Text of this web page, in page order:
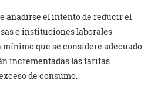
añadirse el intento de reducir el
e instituciones laborales
que se considere adecuado
incrementadas las tarifas
de consumo.